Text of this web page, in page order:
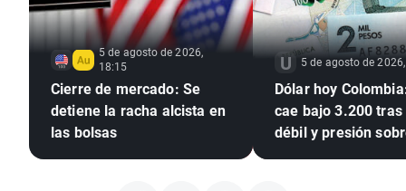
5 de agosto de 2026,
18:15
Cierre de mercado: Se
detiene la racha alcista en
las bolsas
5 de agosto de
Dólar hoy
cae bajo 3.200 tras
débil y presión